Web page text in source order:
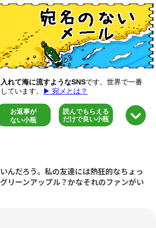
れて海に流すようなSNSです。世界で一番
ています。
▶ 宛メとは？
お返事が
ない小瓶
読んでもらえる
だけで良い小瓶
んだろう。私の友達には熱狂的なちょっ
リーンアップル？かなそれのファンがい